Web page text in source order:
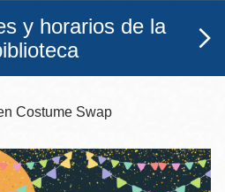
y horarios de la
Costume Swap